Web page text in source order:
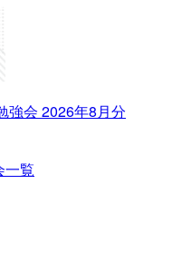
強会 2026年8月分
一覧